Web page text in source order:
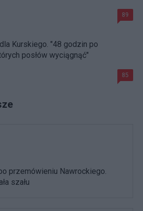
89
Kurskiego. "48 godzin po
posłów wyciągnąć"
85
przemówieniu Nawrockiego.
szału